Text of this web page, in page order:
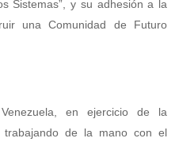
Sistemas”, y su adhesión a la
una Comunidad de Futuro
en ejercicio de la
trabajando de la mano con el